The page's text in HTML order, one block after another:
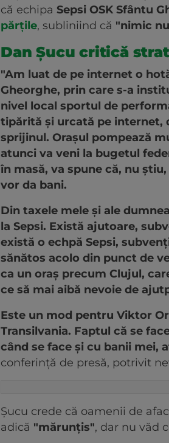
că echipa Sepsi OSK Sfântu
părţile, subliniind că "nimic
Dan Șucu critică
"Am luat de pe internet o
Gheorghe, prin care s-a
nivel local sportul de
tipărită şi urcată pe internet,
sprijinul. Oraşul pompează
atunci va veni la bugetul
în masă, va spune că, nu
vor da bani.
Din taxele mele şi ale
la Sepsi. Există ajutoare,
există o echpă Sepsi,
sănătos acolo din punct de
ca un oraş precum Clujul,
ce să mai aibă nevoie de
Este un mod pentru Viktor
Transilvania. Faptul că se
când se face şi cu banii mei,
conferinţă de presă, potrivit
Şucu crede că oamenii de
adică "mărunţis", dar nu văd